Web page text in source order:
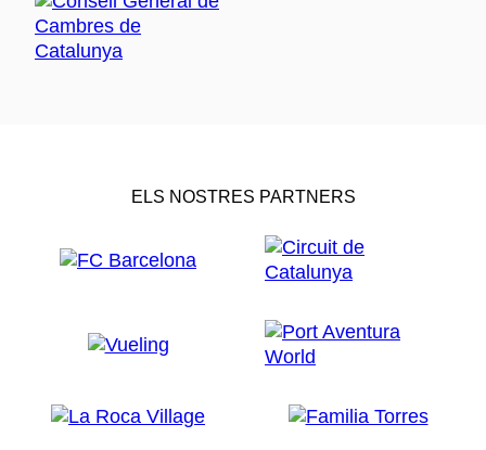
ELS NOSTRES PARTNERS